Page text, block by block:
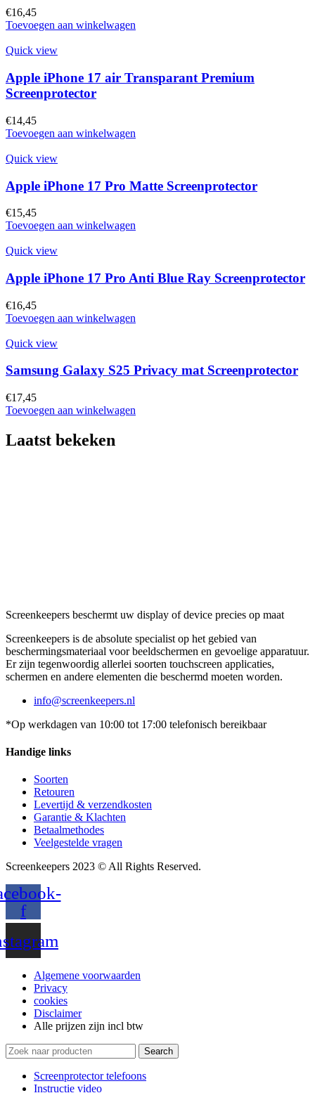
€16,45
Toevoegen aan winkelwagen
Quick view
Apple iPhone 17 air Transparant Premium
Screenprotector
€14,45
Toevoegen aan winkelwagen
Quick view
Apple iPhone 17 Pro Matte Screenprotector
€15,45
Toevoegen aan winkelwagen
Quick view
Apple iPhone 17 Pro Anti Blue Ray Screenprotector
€16,45
Toevoegen aan winkelwagen
Quick view
Samsung Galaxy S25 Privacy mat Screenprotector
€17,45
Toevoegen aan winkelwagen
Laatst bekeken
Screenkeepers beschermt uw display of device precies op maat
Screenkeepers is de absolute specialist op het gebied van
beschermingsmateriaal voor beeldschermen en gevoelige apparatuur.
Er zijn tegenwoordig allerlei soorten touchscreen applicaties,
schermen en andere elementen die beschermd moeten worden.
info@screenkeepers.nl
*Op werkdagen van 10:00 tot 17:00 telefonisch bereikbaar
Handige links
Soorten
Retouren
Levertijd & verzendkosten
Garantie & Klachten
Betaalmethodes
Veelgestelde vragen
Screenkeepers 2023 © All Rights Reserved.
f
Algemene voorwaarden
Privacy
cookies
Disclaimer
Alle prijzen zijn incl btw
Search
Screenprotector telefoons
Instructie video